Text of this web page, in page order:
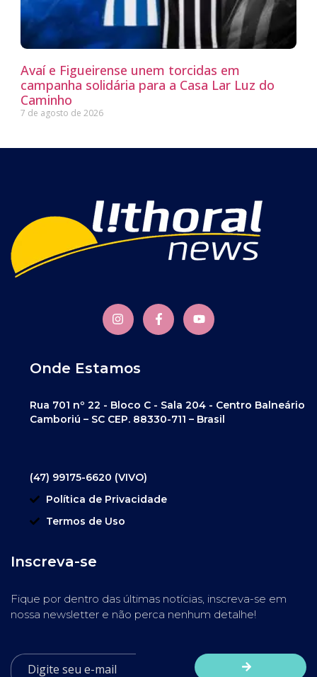
Avaí e Figueirense unem torcidas em
campanha solidária para a Casa Lar Luz do
Caminho
7 de agosto de 2026
Onde Estamos
Rua 701 nº 22 - Bloco C - Sala 204 - Centro Balneário
Camboriú – SC CEP. 88330-711 – Brasil
(47) 99175-6620 (VIVO)
Política de Privacidade
Termos de Uso
Inscreva-se
Fique por dentro das últimas notícias, inscreva-se em
nossa newsletter e não perca nenhum detalhe!